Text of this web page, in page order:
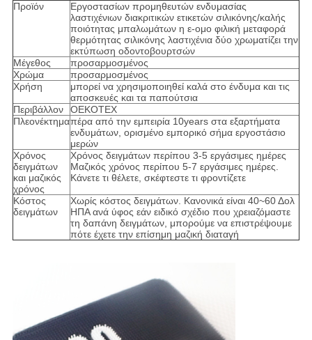
Προϊόν
Εργοστασίων προμηθευτών ενδυμασίας
λαστιχένιων διακριτικών ετικετών σιλικόνης/καλής
ποιότητας μπαλωμάτων η ε-ομο φιλική μεταφορά
θερμότητας σιλικόνης λαστιχένια δύο χρωματίζει την
εκτύπωση οδοντοβουρτσών
Μέγεθος
προσαρμοσμένος
Χρώμα
προσαρμοσμένος
Χρήση
μπορεί να χρησιμοποιηθεί καλά στο ένδυμα και τις
αποσκευές και τα παπούτσια
Περιβάλλον
OEKOTEX
Πλεονέκτημαπέρα από την εμπειρία 10years στα εξαρτήματα
ενδυμάτων, ορισμένο εμπορικό σήμα εργοστάσιο
μερών
Χρόνος
δειγμάτων
και μαζικός
χρόνος
Χρόνος δειγμάτων περίπου 3-5 εργάσιμες ημέρες
Μαζικός χρόνος περίπου 5-7 εργάσιμες ημέρες.
Κάνετε τι θέλετε, σκέφτεστε τι φροντίζετε
Κόστος
δειγμάτων
Χωρίς κόστος δειγμάτων. Κανονικά είναι 40~60 Δολ
ΗΠΑ ανά ύφος εάν ειδικό σχέδιο που χρειαζόμαστε
τη δαπάνη δειγμάτων, μπορούμε να επιστρέψουμε
πότε έχετε την επίσημη μαζική διαταγή